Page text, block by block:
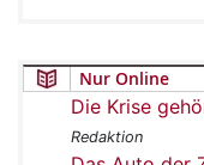
Nur Online
Die Krise
Redaktion